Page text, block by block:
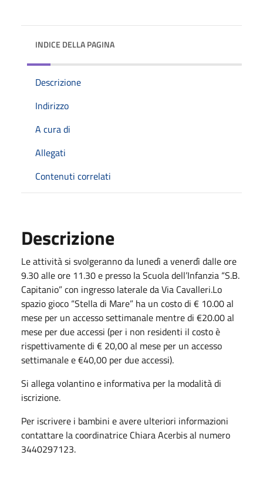
INDICE DELLA PAGINA
Descrizione
Indirizzo
A cura di
Allegati
Contenuti correlati
Descrizione
Le attività si svolgeranno da lunedì a venerdì dalle ore
9.30 alle ore 11.30 e presso la Scuola dell’Infanzia “S.B.
Capitanio” con ingresso laterale da Via Cavalleri.Lo
spazio gioco “Stella di Mare” ha un costo di € 10.00 al
mese per un accesso settimanale mentre di €20.00 al
mese per due accessi (per i non residenti il costo è
rispettivamente di € 20,00 al mese per un accesso
settimanale e €40,00 per due accessi).
Si allega volantino e informativa per la modalità di
iscrizione.
Per iscrivere i bambini e avere ulteriori informazioni
contattare la coordinatrice Chiara Acerbis al numero
3440297123.